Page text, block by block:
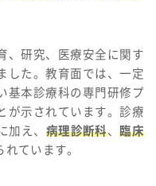
、研究、医療安全に関す
した。教育面では、一定
基本診療科の専門研修プ
が示されています。診療
加え、 病理診断科、臨床
ています。